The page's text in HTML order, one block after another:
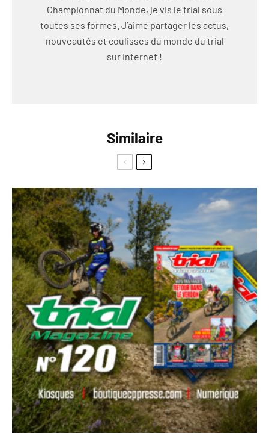
Championnat du Monde, je vis le trial sous
toutes ses formes. J’aime partager les actus,
nouveautés et coulisses du monde du trial
sur internet !
Similaire